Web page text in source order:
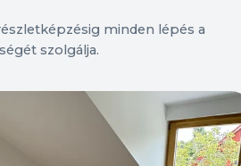
minden lépés a
szolgálja.